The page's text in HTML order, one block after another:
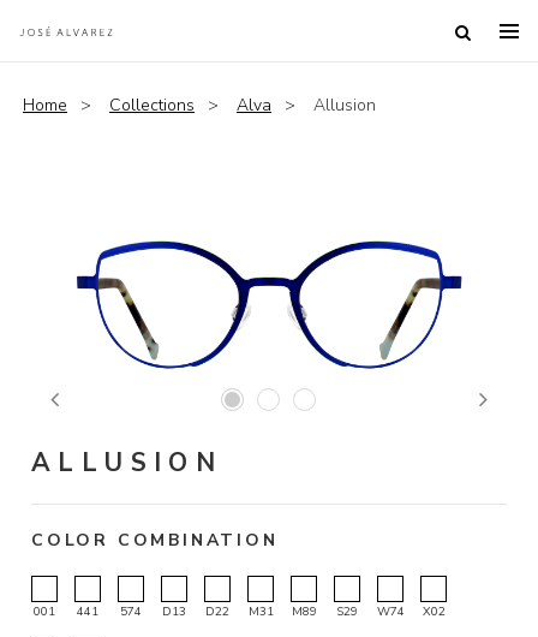
Home Collections Alva Allusion
Previous Next
ALLUSION
COLOR COMBINATION
001 441 574 D13 D22 M31 M89 S29 W74 X02